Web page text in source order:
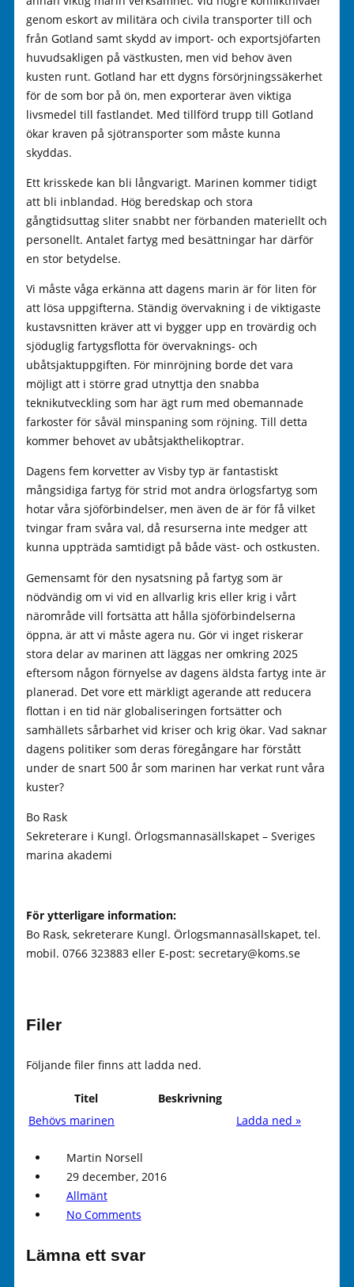
genom eskort av militära och civila transporter till och
från Gotland samt skydd av import- och exportsjöfarten
huvudsakligen på västkusten, men vid behov även
kusten runt. Gotland har ett dygns försörjningssäkerhet
för de som bor på ön, men exporterar även viktiga
livsmedel till fastlandet. Med tillförd trupp till Gotland
ökar kraven på sjötransporter som måste kunna
skyddas.
Ett krisskede kan bli långvarigt. Marinen kommer tidigt
att bli inblandad. Hög beredskap och stora
gångtidsuttag sliter snabbt ner förbanden materiellt och
personellt. Antalet fartyg med besättningar har därför
en stor betydelse.
Vi måste våga erkänna att dagens marin är för liten för
att lösa uppgifterna. Ständig övervakning i de viktigaste
kustavsnitten kräver att vi bygger upp en trovärdig och
sjöduglig fartygsflotta för övervaknings- och
ubåtsjaktuppgiften. För minröjning borde det vara
möjligt att i större grad utnyttja den snabba
teknikutveckling som har ägt rum med obemannade
farkoster för såväl minspaning som röjning. Till detta
kommer behovet av ubåtsjakthelikoptrar.
Dagens fem korvetter av Visby typ är fantastiskt
mångsidiga fartyg för strid mot andra örlogsfartyg som
hotar våra sjöförbindelser, men även de är för få vilket
tvingar fram svåra val, då resurserna inte medger att
kunna uppträda samtidigt på både väst- och ostkusten.
Gemensamt för den nysatsning på fartyg som är
nödvändig om vi vid en allvarlig kris eller krig i vårt
närområde vill fortsätta att hålla sjöförbindelserna
öppna, är att vi måste agera nu. Gör vi inget riskerar
stora delar av marinen att läggas ner omkring 2025
eftersom någon förnyelse av dagens äldsta fartyg inte är
planerad. Det vore ett märkligt agerande att reducera
flottan i en tid när globaliseringen fortsätter och
samhällets sårbarhet vid kriser och krig ökar. Vad saknar
dagens politiker som deras föregångare har förstått
under de snart 500 år som marinen har verkat runt våra
kuster?
Bo Rask
Sekreterare i Kungl. Örlogsmannasällskapet – Sveriges
marina akademi
För ytterligare information:
Bo Rask, sekreterare Kungl. Örlogsmannasällskapet, tel.
mobil. 0766 323883 eller E-post: secretary@koms.se
Filer
Följande filer finns att ladda ned.
Titel
Beskrivning
Behövs marinen
Ladda ned »
Martin Norsell
29 december, 2016
Allmänt
No Comments
Lämna ett svar